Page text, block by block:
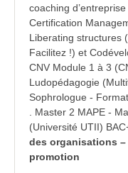
coaching
Certification
Liberating structures
Facilitez !) et
CNV Module 1 à 3
Ludopédagogie
Sophrologue -
. Master 2 MAPE -
(Université UTII)
des organisations
promotion